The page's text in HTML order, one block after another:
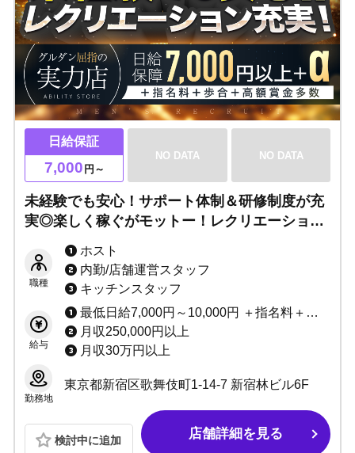
日給保証
7,000 円～
NO DATA NO DATA
未経験でも安心！サポート体制＆研修制度が充
実◎楽しく稼ぐがモットー！レクリエーション
充実！あなたに合うライフスタイルでOK▶無
理はさせません。長きに渡って愛されるお店で
働きませんか？
職種
ホスト
内勤/店舗運営スタッフ
キッチンスタッフ
給与
最低日給7,000円～10,000円 ＋指名料＋歩合＋高額賞金多数
月収250,000円以上
月収30万円以上
勤務地
東京都新宿区歌舞伎町1-14-7 新宿林ビル6F
検討中に追加 店舗詳細を見る